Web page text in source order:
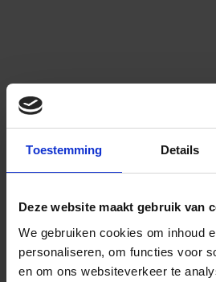
Toestemming Details
Deze website maakt gebruik van
We gebruiken cookies om inhoud
personaliseren, om functies voor
en om ons websiteverkeer te